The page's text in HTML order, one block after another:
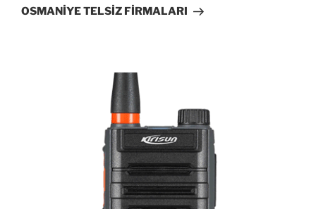
Yazı
OSMANİYE TELSİZ FİRMALARI